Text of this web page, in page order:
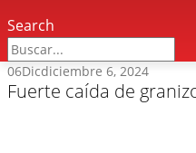
Search
06Dicdiciembre 6, 2024
Fuerte caída de